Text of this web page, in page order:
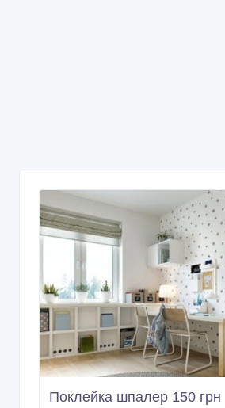
Поклейка шпалер 150 грн